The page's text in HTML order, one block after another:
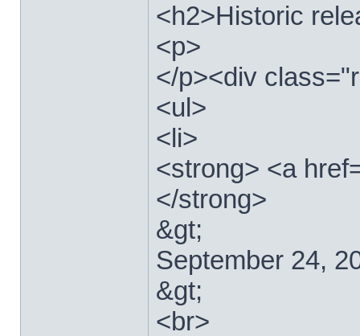
<h2>Historic
<p>
</p><div
<ul>
<li>
<strong> <a
</strong>
&gt;
September 24,
&gt;
<br>